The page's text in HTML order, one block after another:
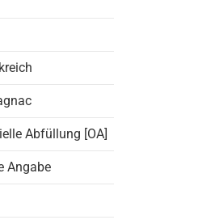
Abfüllung [OA]
Angabe